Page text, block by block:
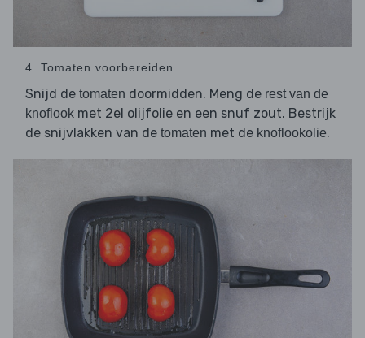
4. Tomaten voorbereiden
Snijd de tomaten doormidden. Meng de rest van de
knoflook met 2el olijfolie en een snuf zout. Bestrijk
de snijvlakken van de tomaten met de knoflookolie.